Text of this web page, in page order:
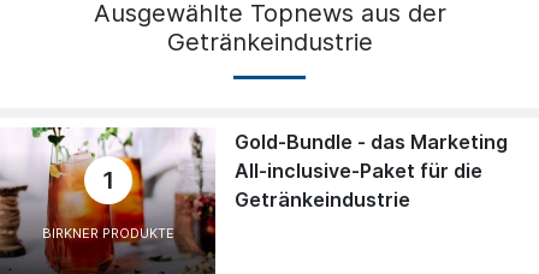
Ausgewählte Topnews aus der
Getränkeindustrie
1
BIRKNER PRODUKTE
Gold-Bundle - das Marketing
All-inclusive-Paket für die
Getränkeindustrie